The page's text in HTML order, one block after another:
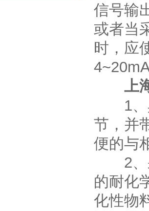
信号输
或者当
时，应
上
1、具
节，并
便的与
2、采
的耐化
化性物